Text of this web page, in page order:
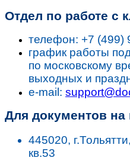
Отдел по работе с
телефон: +7 (499)
график работы
по московскому
выходных и
e-mail:
Для документов на
445020,
кв.53